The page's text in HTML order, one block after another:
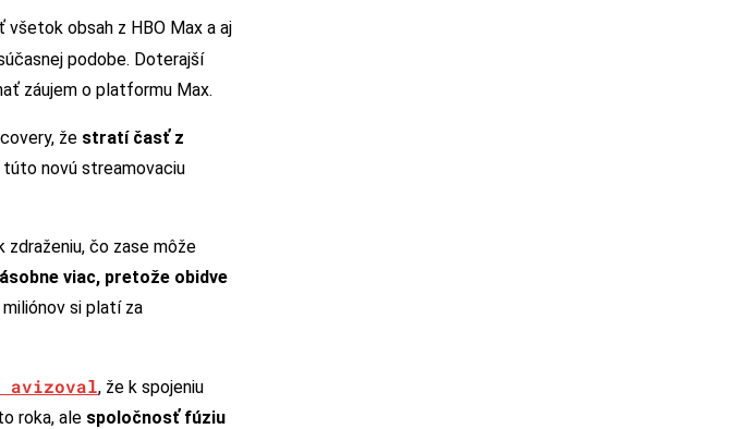
obsah z HBO Max a aj
podobe. Doterajší
záujem o platformu Max.
že stratí časť z
novú streamovaciu
čo zase môže
viac, pretože obidve
si platí za
avizoval, že k spojeniu
roka, ale spoločnosť fúziu